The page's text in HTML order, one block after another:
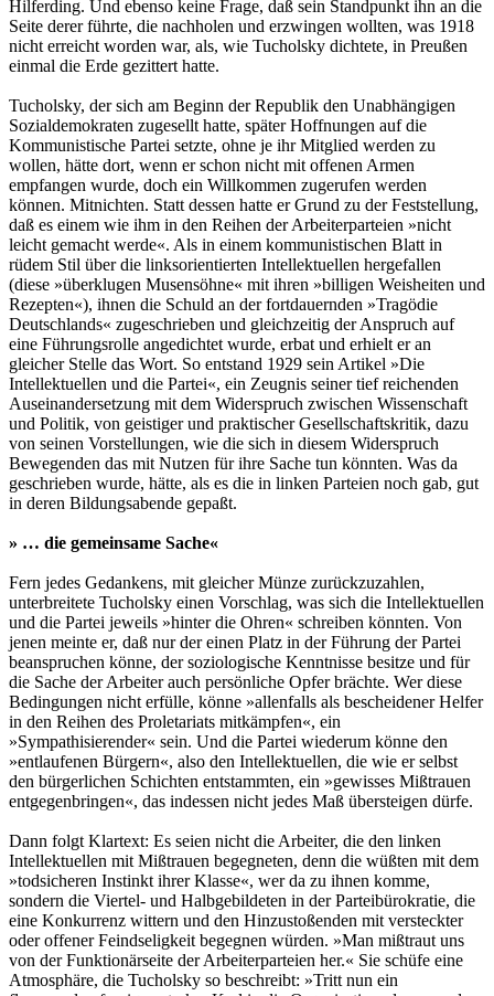
Hilferding. Und ebenso keine Frage, daß sein Standpunkt ihn an die
Seite derer führte, die nachholen und erzwingen wollten, was 1918
nicht erreicht worden war, als, wie Tucholsky dichtete, in Preußen
einmal die Erde gezittert hatte.
Tucholsky, der sich am Beginn der Republik den Unabhängigen
Sozialdemokraten zugesellt hatte, später Hoffnungen auf die
Kommunistische Partei setzte, ohne je ihr Mitglied werden zu
wollen, hätte dort, wenn er schon nicht mit offenen Armen
empfangen wurde, doch ein Willkommen zugerufen werden
können. Mitnichten. Statt dessen hatte er Grund zu der Feststellung,
daß es einem wie ihm in den Reihen der Arbeiterparteien »nicht
leicht gemacht werde«. Als in einem kommunistischen Blatt in
rüdem Stil über die linksorientierten Intellektuellen hergefallen
(diese »überklugen Musensöhne« mit ihren »billigen Weisheiten und
Rezepten«), ihnen die Schuld an der fortdauernden »Tragödie
Deutschlands« zugeschrieben und gleichzeitig der Anspruch auf
eine Führungsrolle angedichtet wurde, erbat und erhielt er an
gleicher Stelle das Wort. So entstand 1929 sein Artikel »Die
Intellektuellen und die Partei«, ein Zeugnis seiner tief reichenden
Auseinandersetzung mit dem Widerspruch zwischen Wissenschaft
und Politik, von geistiger und praktischer Gesellschaftskritik, dazu
von seinen Vorstellungen, wie die sich in diesem Widerspruch
Bewegenden das mit Nutzen für ihre Sache tun könnten. Was da
geschrieben wurde, hätte, als es die in linken Parteien noch gab, gut
in deren Bildungsabende gepaßt.
» … die gemeinsame Sache«
Fern jedes Gedankens, mit gleicher Münze zurückzuzahlen,
unterbreitete Tucholsky einen Vorschlag, was sich die Intellektuellen
und die Partei jeweils »hinter die Ohren« schreiben könnten. Von
jenen meinte er, daß nur der einen Platz in der Führung der Partei
beanspruchen könne, der soziologische Kenntnisse besitze und für
die Sache der Arbeiter auch persönliche Opfer brächte. Wer diese
Bedingungen nicht erfülle, könne »allenfalls als bescheidener Helfer
in den Reihen des Proletariats mitkämpfen«, ein
»Sympathisierender« sein. Und die Partei wiederum könne den
»entlaufenen Bürgern«, also den Intellektuellen, die wie er selbst
den bürgerlichen Schichten entstammten, ein »gewisses Mißtrauen
entgegenbringen«, das indessen nicht jedes Maß übersteigen dürfe.
Dann folgt Klartext: Es seien nicht die Arbeiter, die den linken
Intellektuellen mit Mißtrauen begegneten, denn die wüßten mit dem
»todsicheren Instinkt ihrer Klasse«, wer da zu ihnen komme,
sondern die Viertel- und Halbgebildeten in der Parteibürokratie, die
eine Konkurrenz wittern und den Hinzustoßenden mit versteckter
oder offener Feindseligkeit begegnen würden. »Man mißtraut uns
von der Funktionärseite der Arbeiterparteien her.« Sie schüfe eine
Atmosphäre, die Tucholsky so beschreibt: »Tritt nun ein